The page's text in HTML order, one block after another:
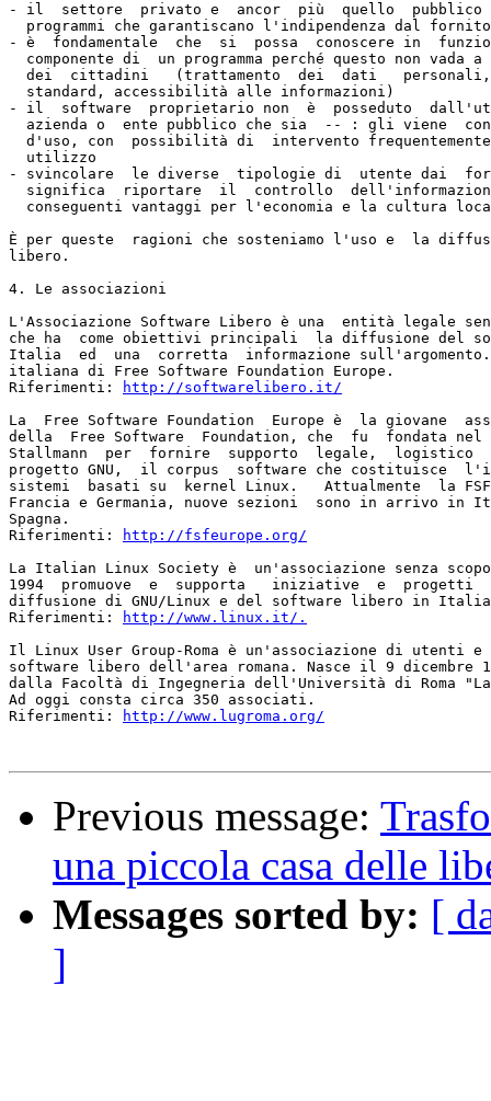
- il  settore  privato e  ancor  più  quello  pubblico
programmi che garantiscano l'indipendenza dal
- è  fondamentale  che  si  possa  conoscere in
componente di  un programma perché questo non vada a
dei  cittadini   (trattamento  dei  dati
  standard, accessibilità alle informazioni)
- il  software  proprietario non  è  posseduto
azienda o  ente pubblico che sia  -- : gli viene
d'uso, con  possibilità di  intervento
  utilizzo
- svincolare  le diverse  tipologie di  utente dai
significa  riportare  il  controllo
conseguenti vantaggi per l'economia e la cultura
È per queste  ragioni che sosteniamo l'uso e  la
libero.
4. Le associazioni
L'Associazione Software Libero è una  entità legale
che ha  come obiettivi principali  la diffusione del
Italia  ed  una  corretta  informazione
italiana di Free Software Foundation Europe.
Riferimenti:
http://softwarelibero.it/
La  Free Software Foundation  Europe è  la giovane
della  Free Software  Foundation, che  fu  fondata nel
Stallmann  per  fornire  supporto  legale,  logistico
progetto GNU,  il corpus  software che costituisce
sistemi  basati su  kernel Linux.   Attualmente  la
Francia e Germania, nuove sezioni  sono in arrivo in
Spagna.
Riferimenti:
http://fsfeurope.org/
La Italian Linux Society è  un'associazione senza
1994  promuove  e  supporta   iniziative  e  progetti
diffusione di GNU/Linux e del software libero in
Riferimenti:
http://www.linux.it/.
Il Linux User Group-Roma è un'associazione di utenti
software libero dell'area romana. Nasce il 9 dicembre
dalla Facoltà di Ingegneria dell'Università di Roma "La
Ad oggi consta circa 350 associati.
Riferimenti:
http://www.lugroma.org/
Previous message:
una piccola casa delle
Messages sorted by: [
]